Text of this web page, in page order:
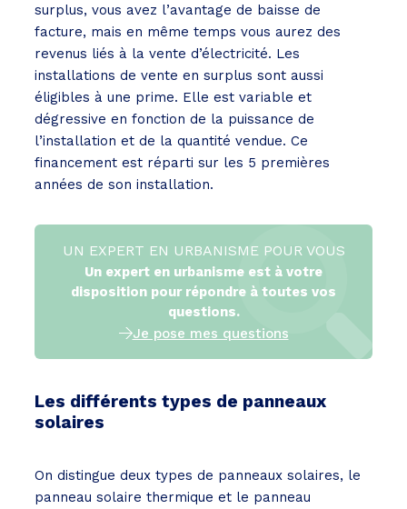
surplus, vous avez l’avantage de baisse de
facture, mais en même temps vous aurez des
revenus liés à la vente d’électricité. Les
installations de vente en surplus sont aussi
éligibles à une prime. Elle est variable et
dégressive en fonction de la puissance de
l’installation et de la quantité vendue. Ce
financement est réparti sur les 5 premières
années de son installation.
UN EXPERT EN URBANISME POUR VOUS
Un expert en urbanisme est à votre
disposition pour répondre à toutes vos
questions.
Je pose mes questions
Les différents types de panneaux
solaires
On distingue deux types de panneaux solaires, le
panneau solaire thermique et le panneau